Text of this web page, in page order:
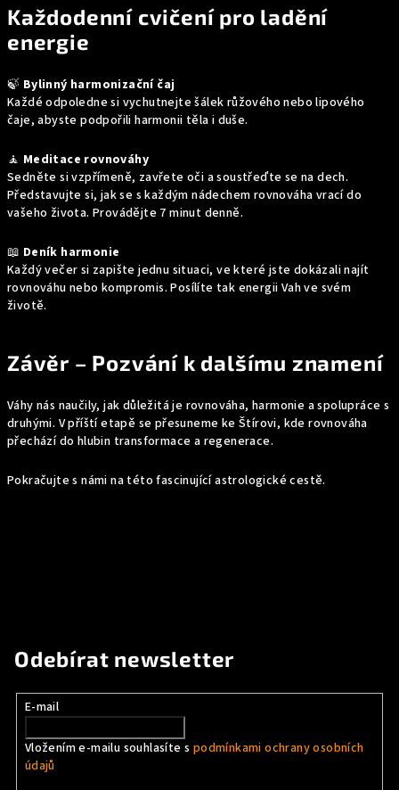
Každodenní cvičení pro ladění
energie
🍃 Bylinný harmonizační čaj
Každé odpoledne si vychutnejte šálek růžového nebo lipového
čaje, abyste podpořili harmonii těla i duše.
🧘 Meditace rovnováhy
Sedněte si vzpřímeně, zavřete oči a soustřeďte se na dech.
Představujte si, jak se s každým nádechem rovnováha vrací do
vašeho života. Provádějte 7 minut denně.
📖 Deník harmonie
Každý večer si zapište jednu situaci, ve které jste dokázali najít
rovnováhu nebo kompromis. Posílíte tak energii Vah ve svém
životě.
Závěr – Pozvání k dalšímu znamení
Váhy nás naučily, jak důležitá je rovnováha, harmonie a spolupráce s
druhými. V příští etapě se přesuneme ke Štírovi, kde rovnováha
přechází do hlubin transformace a regenerace.
Pokračujte s námi na této fascinující astrologické cestě.
Odebírat newsletter
E-mail
Vložením e-mailu souhlasíte s podmínkami ochrany osobních
údajů